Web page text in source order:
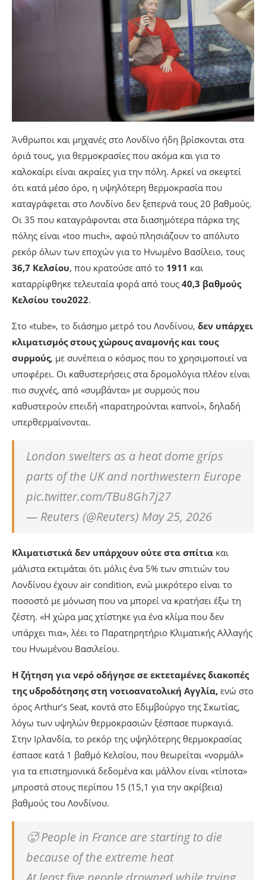
Άνθρωποι και μηχανές στο Λονδίνο ήδη βρίσκονται στα
όριά τους, για θερμοκρασίες που ακόμα και για το
καλοκαίρι είναι ακραίες για την πόλη. Αρκεί να σκεφτεί
ότι κατά μέσο όρο, η υψηλότερη θερμοκρασία που
καταγράφεται στο Λονδίνο δεν ξεπερνά τους 20 βαθμούς.
Οι 35 που καταγράφονται στα διασημότερα πάρκα της
πόλης είναι «too much», αφού πλησιάζουν το απόλυτο
ρεκόρ όλων των εποχών για το Ηνωμένο Βασίλειο, τους
36,7 Κελσίου, που κρατούσε από το 1911 και
καταρρίφθηκε τελευταία φορά από τους 40,3 βαθμούς
Κελσίου του2022.
Στο «tube», το διάσημο μετρό του Λονδίνου, δεν υπάρχει
κλιματισμός στους χώρους αναμονής και τους
συρμούς, με συνέπεια ο κόσμος που το χρησιμοποιεί να
υποφέρει. Οι καθυστερήσεις στα δρομολόγια πλέον είναι
πιο συχνές, από «συμβάντα» με συρμούς που
καθυστερούν επειδή «παρατηρούνται καπνοί», δηλαδή
υπερθερμαίνονται.
London swelters as a heat dome grips
parts of the UK and northwestern Europe
pic.twitter.com/TBu8Gh7j27
— Reuters (@Reuters) May 25, 2026
Κλιματιστικά δεν υπάρχουν ούτε στα σπίτια και
μάλιστα εκτιμάται ότι μόλις ένα 5% των σπιτιών του
Λονδίνου έχουν air condition, ενώ μικρότερο είναι το
ποσοστό με μόνωση που να μπορεί να κρατήσει έξω τη
ζέστη. «Η χώρα μας χτίστηκε για ένα κλίμα που δεν
υπάρχει πια», λέει το Παρατηρητήριο Κλιματικής Αλλαγής
του Ηνωμένου Βασιλείου.
Η ζήτηση για νερό οδήγησε σε εκτεταμένες διακοπές
της υδροδότησης στη νοτιοανατολική Αγγλία, ενώ στο
όρος Arthur’s Seat, κοντά στο Εδιμβούργο της Σκωτίας,
λόγω των υψηλών θερμοκρασιών ξέσπασε πυρκαγιά.
Στην Ιρλανδία, το ρεκόρ της υψηλότερης θερμοκρασίας
έσπασε κατά 1 βαθμό Κελσίου, που θεωρείται «νορμάλ»
για τα επιστημονικά δεδομένα και μάλλον είναι «τίποτα»
μπροστά στους περίπου 15 (15,1 για την ακρίβεια)
βαθμούς του Λονδίνου.
🥵 People in France are starting to die
because of the extreme heat